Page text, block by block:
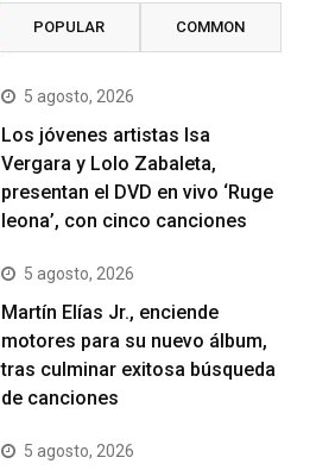
POPULAR COMMON
5 agosto, 2026
Los jóvenes artistas Isa
Vergara y Lolo Zabaleta,
presentan el DVD en vivo ‘Ruge
leona’, con cinco canciones
5 agosto, 2026
Martín Elías Jr., enciende
motores para su nuevo álbum,
tras culminar exitosa búsqueda
de canciones
5 agosto, 2026